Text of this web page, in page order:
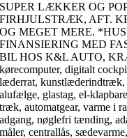
SUPER LÆKKER OG
FIRHJULSTRÆK, AFT.
OG MEGET MERE.
FINANSIERING MED
BIL HOS K&L AUTO,
kørecomputer, digitalt
læderrat, kunstlæderindtræk,
alufælge, glastag, el-
træk, automatgear, varme i
adgang, nøglefri tænding,
måler, centrallås,